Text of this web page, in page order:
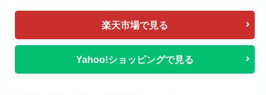
楽天市場で見る
Yahoo!ショッピングで見る